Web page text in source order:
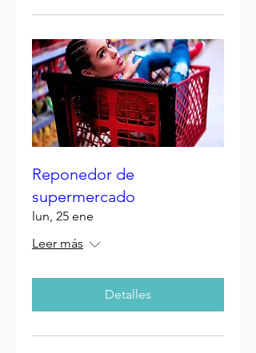
Reponedor de
supermercado
lun, 25 ene
Leer más
Detalles